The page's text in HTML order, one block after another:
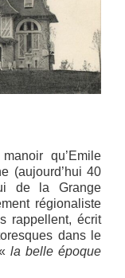
qu’Emile
(aujourd’hui 40
de la Grange
régionaliste
rappellent, écrit
dans le
la belle époque